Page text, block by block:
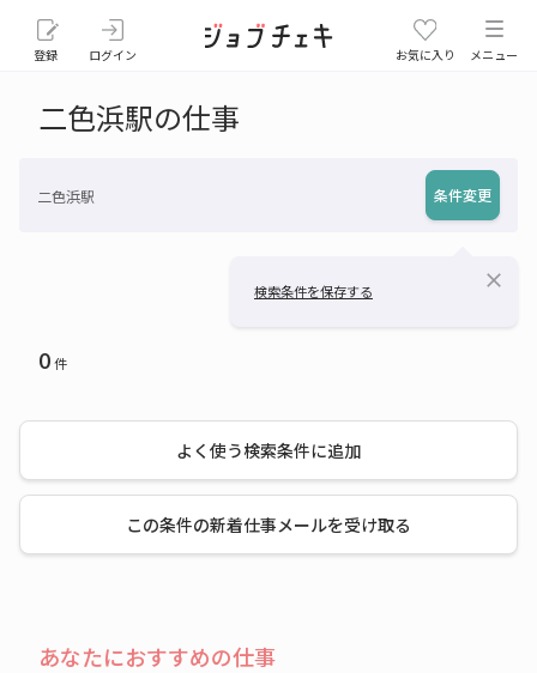
登録 ログイン お気に入り メニュー
二色浜駅の仕事
二色浜駅 条件変更
検索条件を保存する close
0件
よく使う検索条件に追加
この条件の新着仕事メールを受け取る
あなたにおすすめの仕事